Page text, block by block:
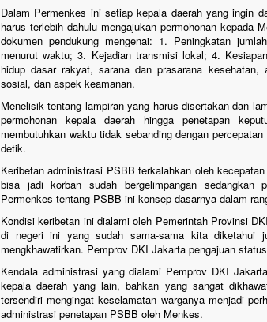
Dalam Permenkes ini setiap kepala daerah yang ingin
harus terlebih dahulu mengajukan permohonan kepada
dokumen pendukung mengenai: 1. Peningkatan
menurut waktu; 3. Kejadian transmisi lokal; 4.
hidup dasar rakyat, sarana dan prasarana kesehatan,
sosial, dan aspek keamanan.
Menelisik tentang lampiran yang harus disertakan dan
permohonan kepala daerah hingga penetapan
membutuhkan waktu tidak sebanding dengan
detik.
Keribetan administrasi PSBB terkalahkan oleh
bisa jadi korban sudah bergelimpangan sedangkan
Permenkes tentang PSBB ini konsep dasarnya dalam
Kondisi keribetan ini dialami oleh Pemerintah Provinsi
di negeri ini yang sudah sama-sama kita diketahui
mengkhawatirkan. Pemprov DKI Jakarta pengajuan
Kendala administrasi yang dialami Pemprov DKI
kepala daerah yang lain, bahkan yang sangat
tersendiri mengingat keselamatan warganya menjadi
administrasi penetapan PSBB oleh Menkes.